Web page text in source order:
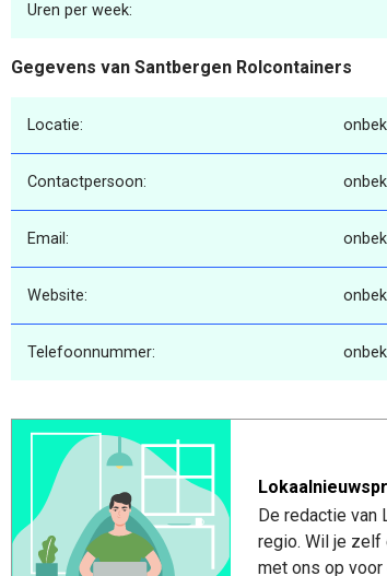
Uren per week:
Gegevens van Santbergen Rolcontainers
Locatie:
Contactpersoon:
Email:
Website:
Telefoonnummer:
De redactie
regio. Wil je zelf
met ons op voor